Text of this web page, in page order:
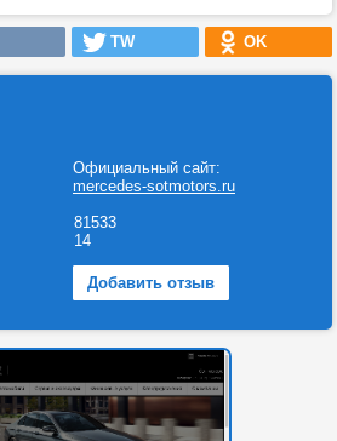
TW OK
Официальный сайт:
mercedes-sotmotors.ru
81533
14
Добавить отзыв